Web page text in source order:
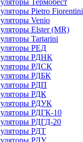
Термобест
Pietro Fiorentini
Venio
Elster (MR)
Tartarini
РЕД
РДНК
РДСК
РДБК
РДП
РДК
РДУК
РДГК-10
РДГД-20
РДТ
РДУ